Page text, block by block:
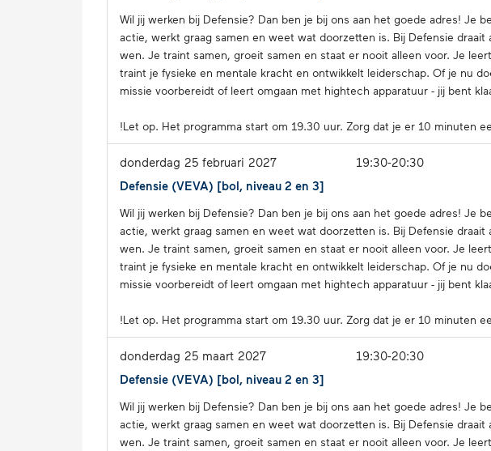
Wil jij werken bij Defensie? Dan ben je bij ons aan het goede adres! Je
actie, werkt graag samen en weet wat door­zet­ten is. Bij Defensie
wen. Je traint samen, groeit samen en staat er nooit alleen voor. Je
traint je fysieke en mentale kracht en ont­wik­kelt lei­der­schap. Of je nu
missie voor­be­reidt of leert omgaan met hightech ap­pa­ra­tuur - jij bent
!Let op. Het programma start om 19.30 uur. Zorg dat je er 10 minuten
donderdag 25 februari 2027 19:30-20:30
Defensie (VEVA) [bol, niveau 2 en 3]
Wil jij werken bij Defensie? Dan ben je bij ons aan het goede adres! Je
actie, werkt graag samen en weet wat door­zet­ten is. Bij Defensie
wen. Je traint samen, groeit samen en staat er nooit alleen voor. Je
traint je fysieke en mentale kracht en ont­wik­kelt lei­der­schap. Of je nu
missie voor­be­reidt of leert omgaan met hightech ap­pa­ra­tuur - jij bent
!Let op. Het programma start om 19.30 uur. Zorg dat je er 10 minuten
donderdag 25 maart 2027 19:30-20:30
Defensie (VEVA) [bol, niveau 2 en 3]
Wil jij werken bij Defensie? Dan ben je bij ons aan het goede adres! Je
actie, werkt graag samen en weet wat door­zet­ten is. Bij Defensie
wen. Je traint samen, groeit samen en staat er nooit alleen voor. Je